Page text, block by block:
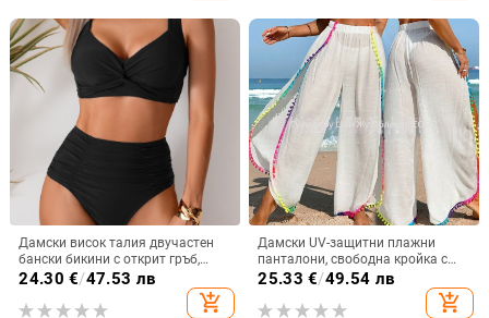
Дамски висок талия двучастен
бански бикини с открит гръб,
подплънки за бюст и без банели;
здрав нейлонов плат, подплата
полиестер със 20% спандекс
24.30 €/47.53 лв
add_shopping_cart
Дамски UV-защитни плажни
панталони, свободна кройка с
ресни, Bamboo Cotton плат, памук
60%, подплата полиестер 40%,
194 g, подходящи за плуване и
25.33 €/49.54 лв
add_shopping_cart